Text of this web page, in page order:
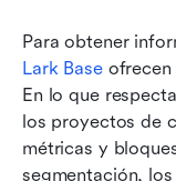
Para obtener
Lark Base ofrecen
En lo que
los proyectos de
métricas y
segmentación,